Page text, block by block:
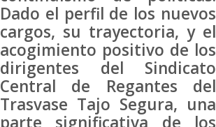
Dado el perfil de los nuevos
cargos, su trayectoria, y el
acogimiento positivo de los
dirigentes del Sindicato
Central de Regantes del
Trasvase Tajo Segura, una
parte significativa de los